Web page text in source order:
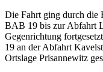
Die Fahrt ging durch die
BAB 19 bis zur Abfahrt
Gegenrichtung
19 an der Abfahrt
Ortslage Prisannewitz